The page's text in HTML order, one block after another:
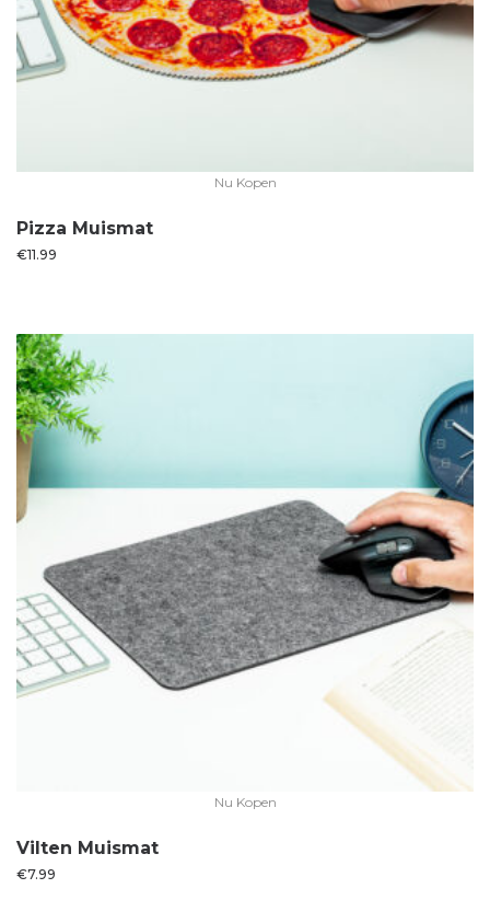
Nu Kopen
Pizza Muismat
€11.99
Nu Kopen
Vilten Muismat
€7.99